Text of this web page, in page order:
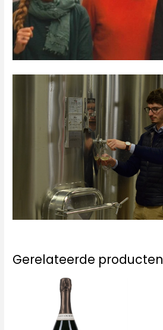
Gerelateerde producten